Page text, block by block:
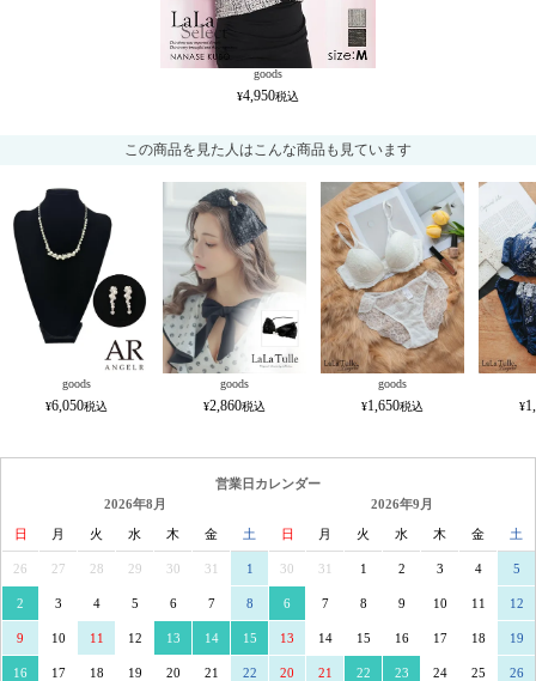
goods
4,950
この商品を見た人はこんな商品も見ています
goods
6,050
goods
2,860
goods
1,650
営業日カレンダー
2026年8月
日 月 火 水 木 金 土
26 27 28 29 30 31 1
2 3 4 5 6 7 8
9 10 11 12 13 14 15
16 17 18 19 20 21 22
2026年9月
日 月 火 水 木 金 土
30 31 1 2 3 4 5
6 7 8 9 10 11 12
13 14 15 16 17 18 19
20 21 22 23 24 25 26